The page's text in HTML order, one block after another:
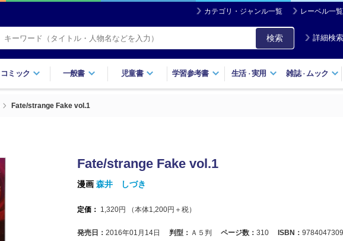
カテゴリ・ジャンル一覧 レーベル一覧
検索 詳細検索
コミック 一般書 児童書 学習参考書 生活・実用 雑誌・ ムック
Fate/strange Fake vol.1
Fate/strange Fake vol.1
漫画 森井 しづき
定価： 1,320円 （本体1,200円＋税）
発売日： 2016年01月14日 判型： Ａ５判 ページ数： 310 ISBN：